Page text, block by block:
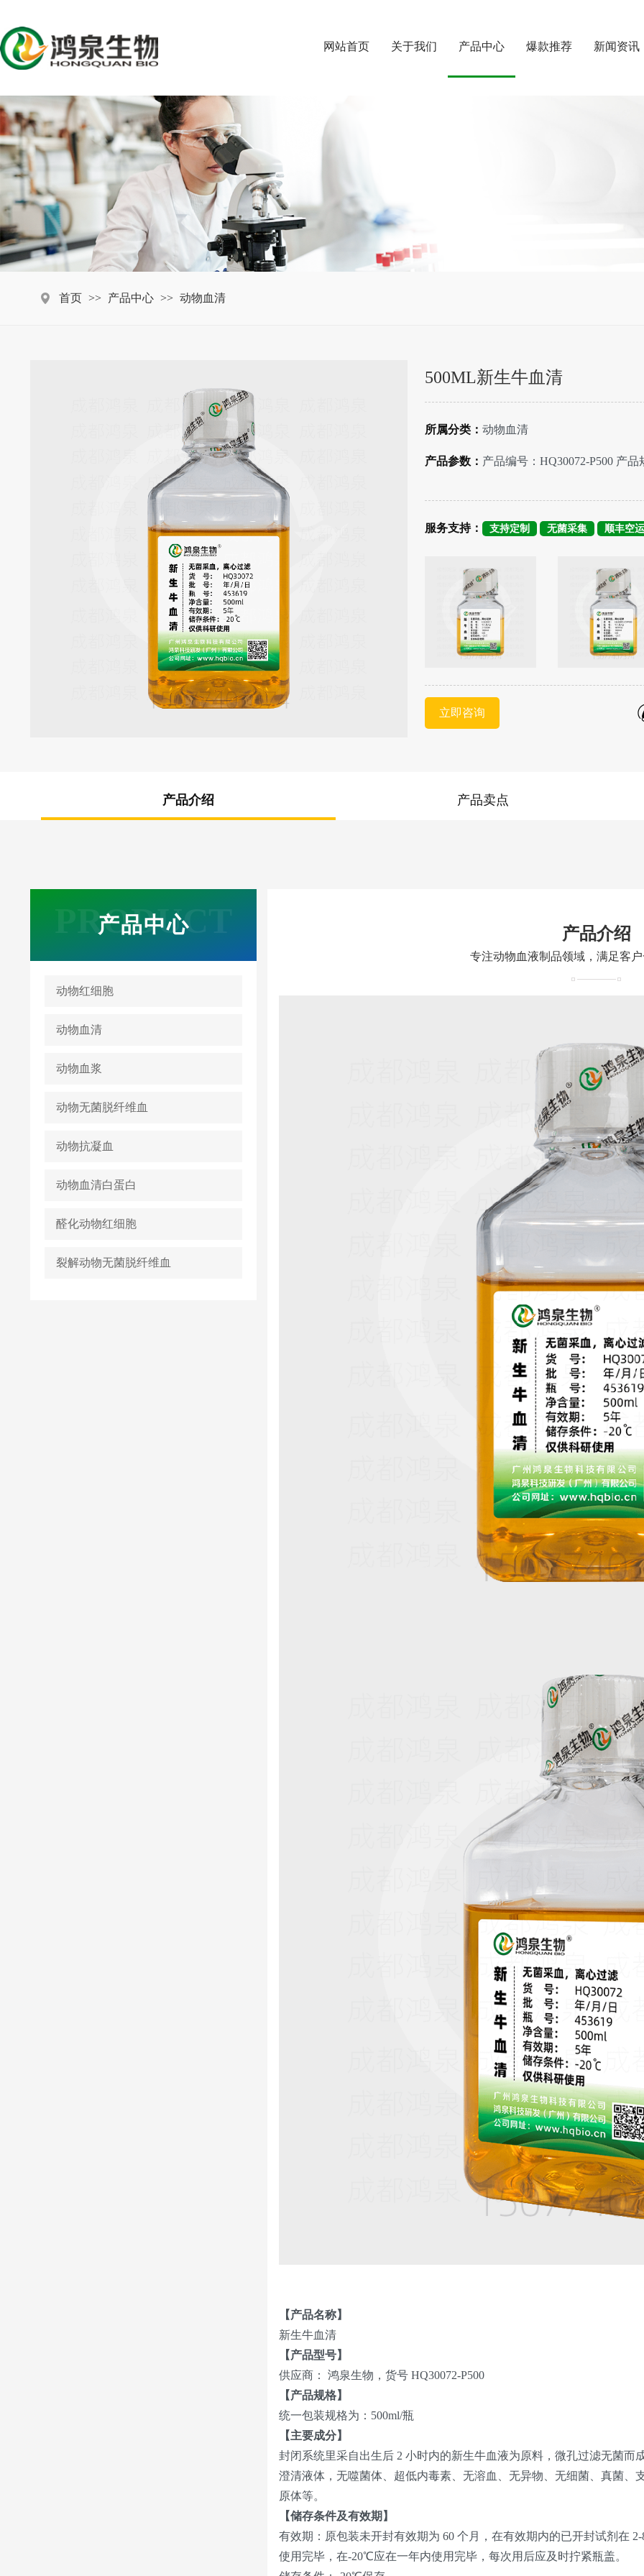
网站首页 关于我们 产品中心 爆款推荐 新闻资讯
首页 >> 产品中心 >> 动物血清
500ML新生牛血清
所属分类： 动物血清
产品参数： 产品编号：HQ30072-P500 产
服务支持： 支持定制 无菌采集 顺丰空运
立即咨询
产品介绍 产品卖点
产品中心
动物红细胞
动物血清
动物血浆
动物无菌脱纤维血
动物抗凝血
动物血清白蛋白
醛化动物红细胞
裂解动物无菌脱纤维血
产品介绍
专注动物血液制品领域，满足客
【产品名称】
新生牛血清
【产品型号】
供应商： 鸿泉生物，货号 HQ30072-P500
【产品规格】
统一包装规格为：500ml/瓶
【主要成分】
封闭系统里采自出生后 2 小时内的新生牛血液为原料，微孔过滤无菌而
澄清液体，无噬菌体、超低内毒素、无溶血、无异物、无细菌、真菌、
原体等。
【储存条件及有效期】
有效期：原包装未开封有效期为 60 个月，在有效期内的已开封试剂在
使用完毕，在-20℃应在一年内使用完毕，每次用后应及时拧紧瓶盖。